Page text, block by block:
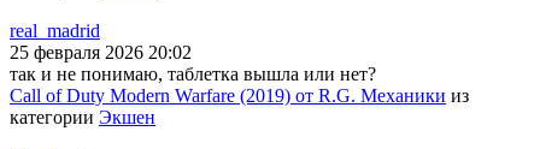
real_madrid
25 февраля 2026 20:02
так и не понимаю, таблетка вышла или нет?
Call of Duty Modern Warfare (2019) от R.G. Механики из
категории Экшен